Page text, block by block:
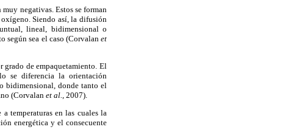
negativas. Estos se forman
Siendo así, la difusión
lineal, bidimensional o
según sea el caso (Corvalan et
grado de empaquetamiento. El
se diferencia la orientación
bidimensional, donde tanto el
(Corvalan et al. , 2007).
temperaturas en las cuales la
energética y el consecuente